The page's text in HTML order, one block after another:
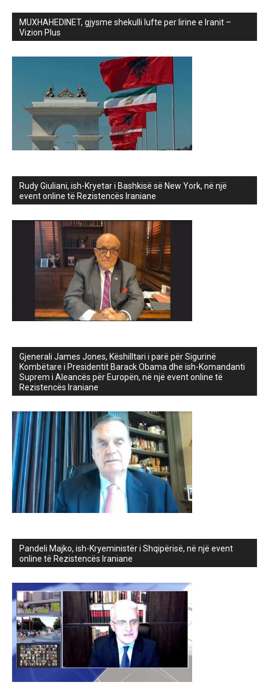
MUXHAHEDINET, gjysme shekulli lufte per lirine e Iranit –
Vizion Plus
Rudy Giuliani, ish-Kryetar i Bashkisë së New York, në një
event online të Rezistencës Iraniane
Gjenerali James Jones, Këshilltari i parë për Sigurinë
Kombëtare i Presidentit Barack Obama dhe ish-Komandanti
Suprem i Aleancës për Europën, në një event online të
Rezistencës Iraniane
Pandeli Majko, ish-Kryeministër i Shqipërisë, në një event
online të Rezistencës Iraniane